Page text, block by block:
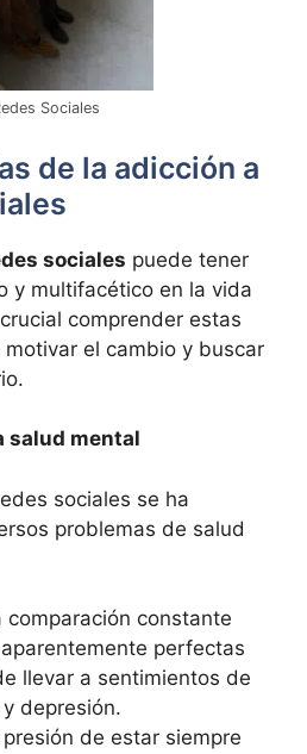
Sociales
de la adicción a
sociales puede tener
y multifacético en la vida
comprender estas
el cambio y buscar
salud mental
sociales se ha
problemas de salud
comparación constante
perfectas
llevar a sentimientos de
depresión.
de estar siempre